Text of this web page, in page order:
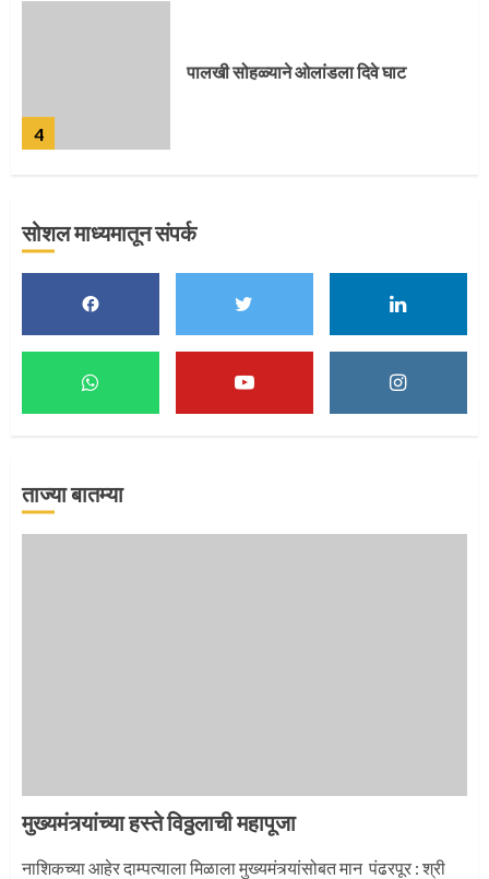
5
पुणेकरांकडून पालख्यांचे उत्साही स्वागत
मुख्यमंत्र्यांच्या हस्ते विठ्ठलाची महापूजा
माऊलींच्या पादुकांना नीरा स्नान
सोशल माध्यमातून संपर्क
ताज्या बातम्या
मुख्यमंत्र्यांच्या हस्ते विठ्ठलाची महापूजा
नाशिकच्या आहेर दाम्पत्याला मिळाला मुख्यमंत्र्यांसोबत मान पंढरपूर : श्री